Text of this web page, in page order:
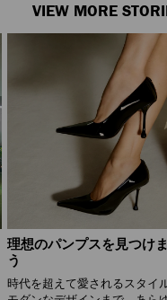
VIEW MORE
理想のパンプスを見つけ
う
時代を超えて愛されるスタイ